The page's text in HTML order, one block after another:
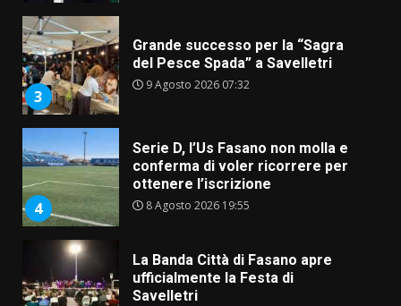
3
Grande successo per la “Sagra
del Pesce Spada” a Savelletri
9 Agosto 2026 07:32
4
Serie D, l’Us Fasano non molla e
conferma di voler ricorrere per
ottenere l’iscrizione
8 Agosto 2026 19:55
La Banda Città di Fasano apre
ufficialmente la Festa di
Savelletri